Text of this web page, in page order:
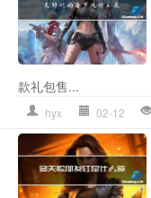
款礼包售...
hyx 02-12